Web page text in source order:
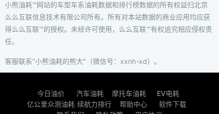
小熊油耗™网站的车型车系油耗数据和排行榜数据的所有权益归北京
么么互联信息技术有限公司所有。所有对本站数据的商业应用均应获
得么么互联™的授权。未经许可使用，么么互联™有权追究相应侵权责
任。
客服联系"小熊油耗的熊大"（微信号：xxnh-xd）。
今日油价 汽车油耗 摩托车油耗
EV电耗
亿公里众测油耗 续航力排行 帮助中心
软件下载